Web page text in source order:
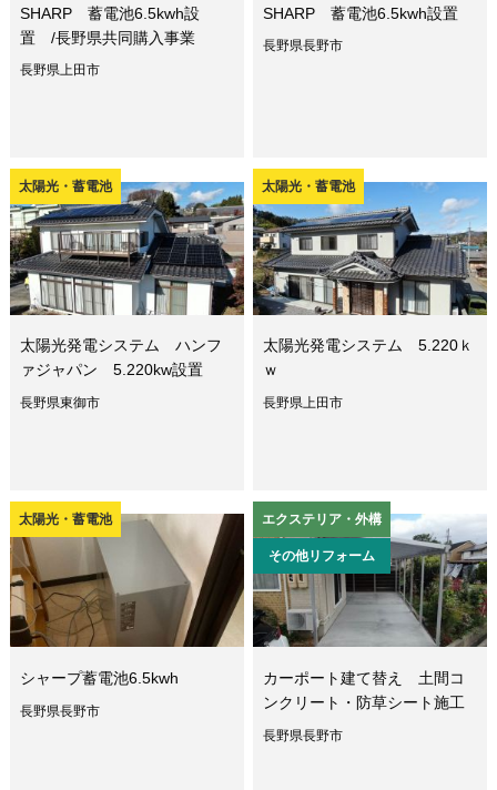
SHARP 蓄電池6.5kwh設
置 /長野県共同購入事業
長野県上田市
SHARP 蓄電池6.5kwh設置
長野県長野市
太陽光・蓄電池
太陽光発電システム ハンフ
ァジャパン 5.220kw設置
長野県東御市
太陽光・蓄電池
太陽光発電システム 5.220ｋ
ｗ
長野県上田市
太陽光・蓄電池
シャープ蓄電池6.5kwh
長野県長野市
エクステリア・外構
その他リフォーム
カーポート建て替え 土間コ
ンクリート・防草シート施工
長野県長野市